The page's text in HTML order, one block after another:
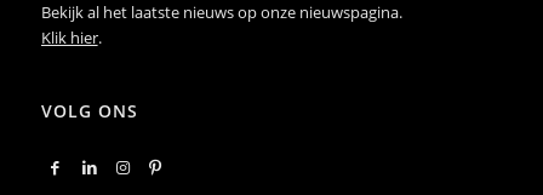
Bekijk al het laatste nieuws op onze nieuwspagina.
Klik hier.
VOLG ONS